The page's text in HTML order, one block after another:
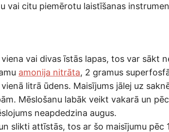
vai citu piemērotu laistīšanas
vai divas īstās lapas, tos var sākt
amonija nitrāta, 2 gramus
litrā ūdens. Maisījums jālej uz
Mēslošanu labāk veikt vakarā un
neapdedzina augus.
slikti attīstās, tos ar šo maisījumu pēc